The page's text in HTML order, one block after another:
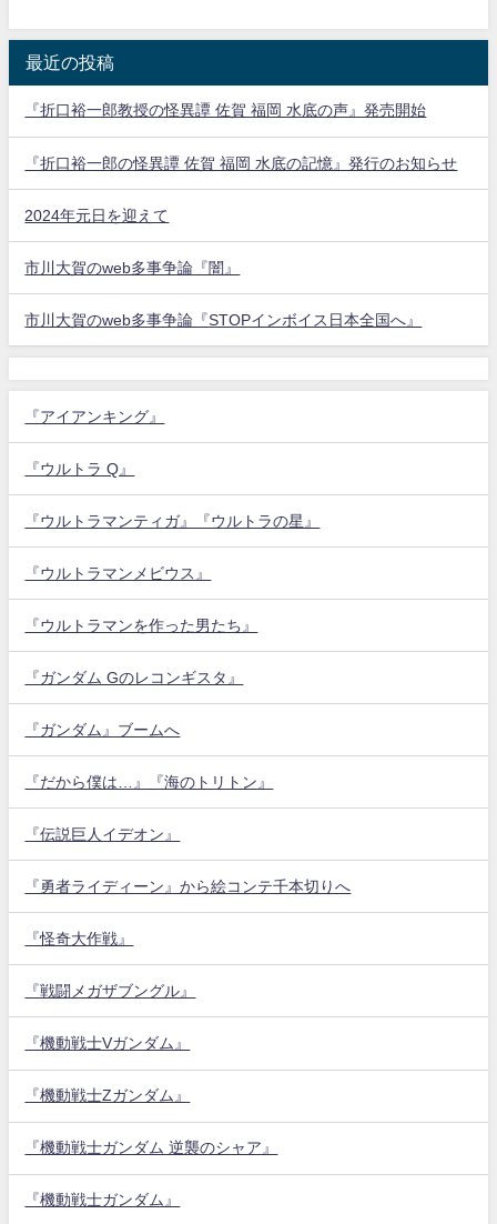
最近の投稿
『折口裕一郎教授の怪異譚 佐賀 福岡 水底の声』発売開始
『折口裕一郎の怪異譚 佐賀 福岡 水底の記憶』発行のお知らせ
2024年元日を迎えて
市川大賀のweb多事争論『闇』
市川大賀のweb多事争論『STOPインボイス日本全国へ』
『アイアンキング』
『ウルトラ Q』
『ウルトラマンティガ』『ウルトラの星』
『ウルトラマンメビウス』
『ウルトラマンを作った男たち』
『ガンダム Gのレコンギスタ』
『ガンダム』ブームへ
『だから僕は…』『海のトリトン』
『伝説巨人イデオン』
『勇者ライディーン』から絵コンテ千本切りへ
『怪奇大作戦』
『戦闘メガザブングル』
『機動戦士Vガンダム』
『機動戦士Zガンダム』
『機動戦士ガンダム 逆襲のシャア』
『機動戦士ガンダム』